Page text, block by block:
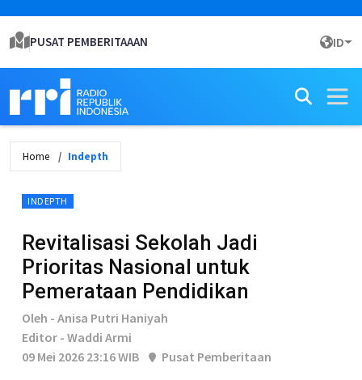
PUSAT PEMBERITAAAN ID
Home Indepth
INDEPTH
Revitalisasi Sekolah Jadi
Prioritas Nasional untuk
Pemerataan Pendidikan
Oleh - Anisa Putri Haniyah
Editor - Waddi Armi
09 Mei 2026 23:16 WIB
Pusat Pemberitaan